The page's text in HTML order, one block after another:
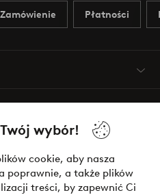
wybór!
cookie, aby nasza
poprawnie, a także plików
treści, by zapewnić Ci
Zamówienie Płatności